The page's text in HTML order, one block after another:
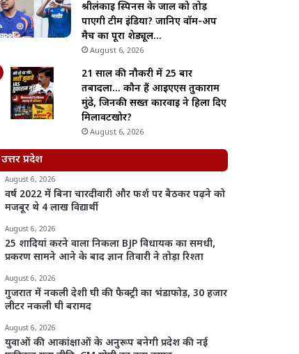
श्रीलंकाई स्पिनर्स के जाल को तोड़
पाएगी टीम इंडिया? जानिए वॉर्म-अप
मैच का पूरा शेड्यूल…
August 6, 2026
21 साल की नौकरी में 25 बार
तबादला… कौन हैं आईएएस तुकाराम
मुंढे, जिनकी सख्त कार्रवाई ने हिला दिए
मिलावटखोर?
August 6, 2026
उत्तर प्रदेश
August 6, 2026
वर्ष 2022 में बिना चारदीवारी और फर्श पर बैठकर पढ़ने को
मजबूर थे 4 लाख विद्यार्थी
August 6, 2026
25 शादियां करने वाला निकला BJP विधायक का समधी,
प्रकरण सामने आने के बाद ज्ञान तिवारी ने तोड़ा रिश्ता
August 6, 2026
गुजरात में नकली देशी घी की फैक्ट्री का भंडाफोड़, 30 हजार
लीटर नकली घी बरामद
August 6, 2026
युवाओं की आकांक्षाओं के अनुरूप बनेगी प्रदेश की नई